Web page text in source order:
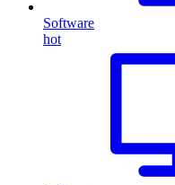
Software
hot